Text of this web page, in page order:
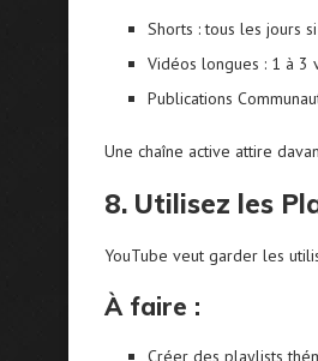
Shorts : tous les jours
Vidéos longues : 1 à 3
Publications
Une chaîne active attire
8. Utilisez les
YouTube veut garder les
À faire :
Créer des playlists